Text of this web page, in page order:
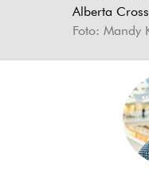
Alberta
Foto: Mandy